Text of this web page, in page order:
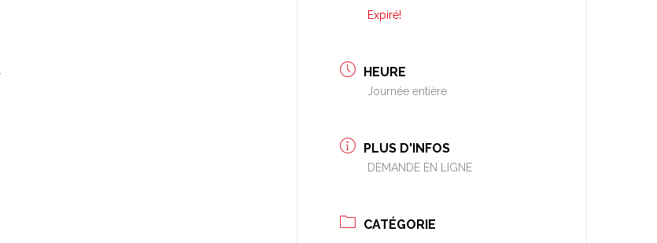
Expiré!
HEURE
Journée entière
PLUS D'INFOS
DEMANDE EN LIGNE
CATÉGORIE